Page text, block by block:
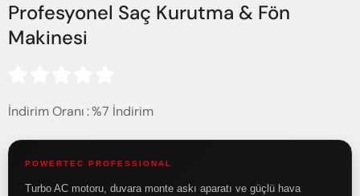
Profesyonel Saç Kurutma & Fön
Makinesi
İndirim Oranı:%7 İndirim
POWERTEC PROFESSIONAL
Turbo AC motoru, duvara monte askı aparatı ve güçlü hava